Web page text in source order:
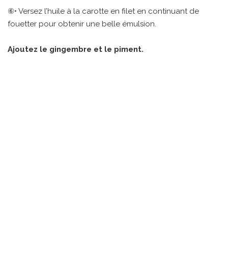
⑥• Versez l’huile à la carotte en filet en continuant de
fouetter pour obtenir une belle émulsion.
Ajoutez le gingembre et le piment.